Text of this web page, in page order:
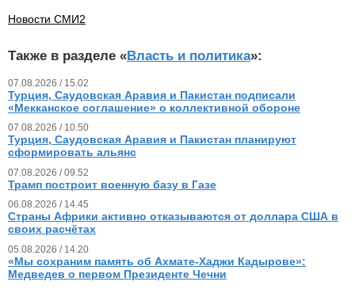
Новости СМИ2
Также в разделе «Власть и политика»:
07.08.2026 / 15.02
Турция, Саудовская Аравия и Пакистан подписали
«Мекканское соглашение» о коллективной обороне
07.08.2026 / 10.50
Турция, Саудовская Аравия и Пакистан планируют
сформировать альянс
07.08.2026 / 09.52
Трамп построит военную базу в Газе
06.08.2026 / 14.45
Страны Африки активно отказываются от доллара США в
своих расчётах
05.08.2026 / 14.20
«Мы сохраним память об Ахмате-Хаджи Кадырове»:
Медведев о первом Президенте Чечни